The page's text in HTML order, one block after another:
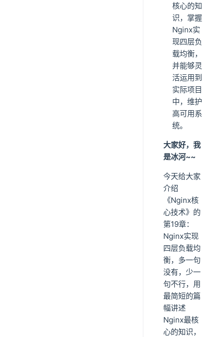
核心的知
识，掌握
Nginx实
现四层负
载均衡，
并能够灵
活运用到
实际项目
中，维护
高可用系
统。
大家好，我
是冰河~~
今天给大家
介绍
《Nginx核
心技术》的
第19章：
Nginx实现
四层负载均
衡，多一句
没有，少一
句不行，用
最简短的篇
幅讲述
Nginx最核
心的知识，